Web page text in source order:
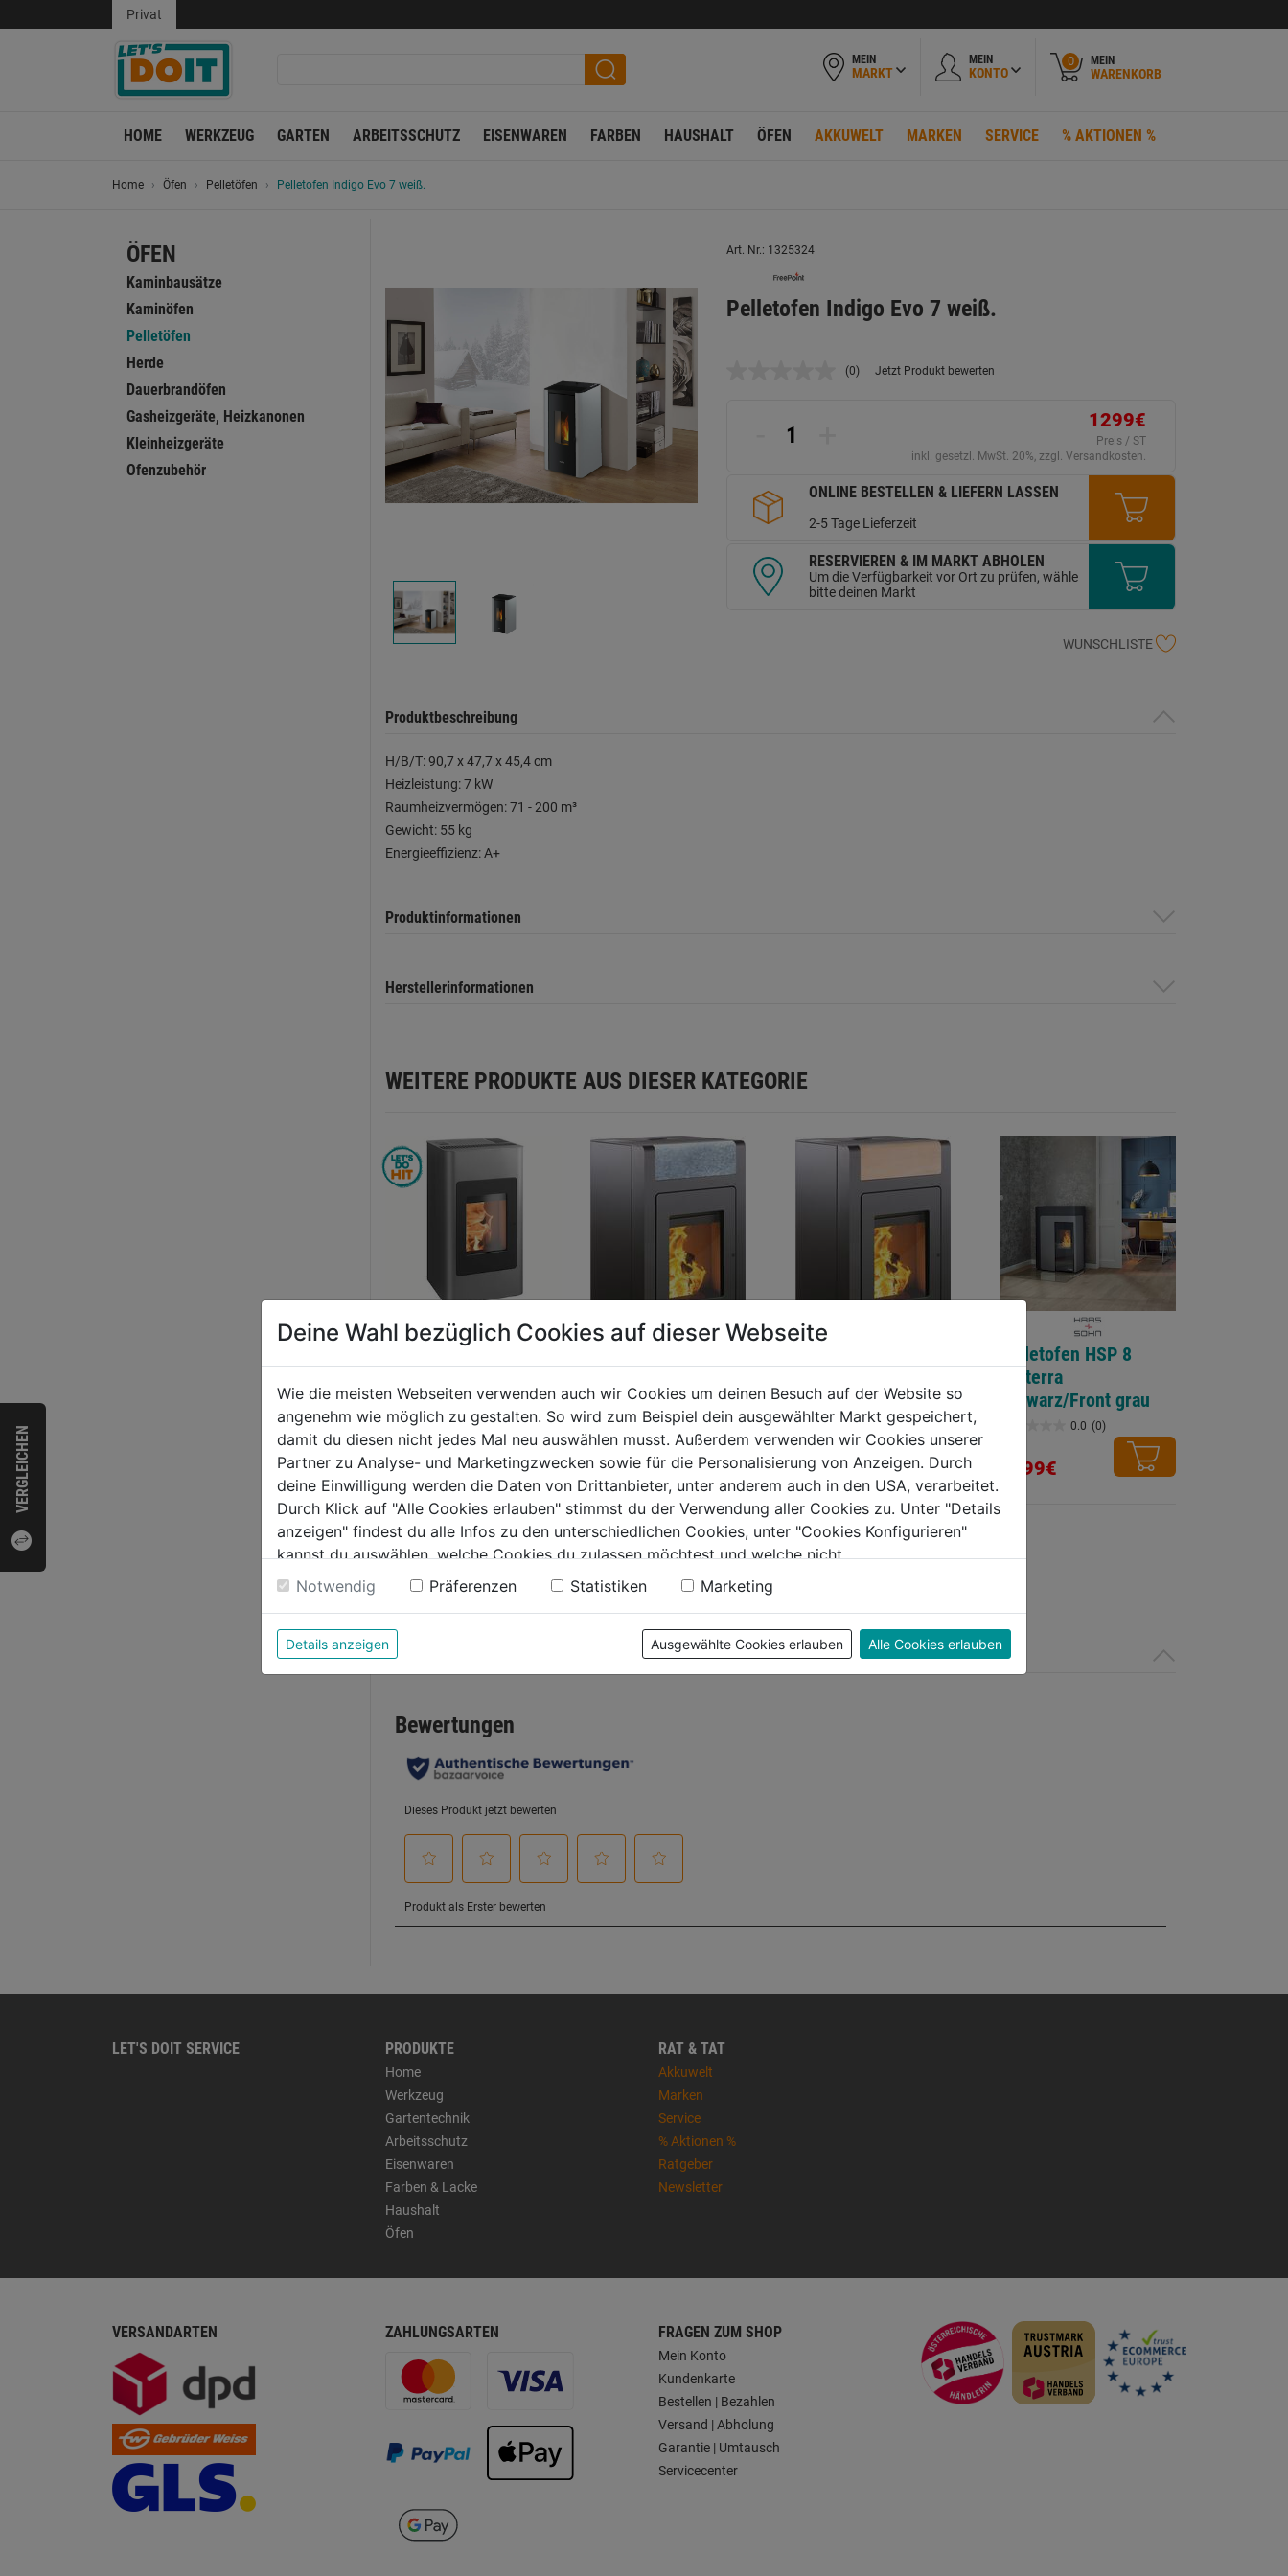
VERGLEICHEN
Privat
MEIN
MARKT
MEIN
KONTO
0 MEIN
WARENKORB
HOME WERKZEUG GARTEN ARBEITSSCHUTZ EISENWAREN FARBEN HAUSHALT ÖFEN AKKUWELT MARKEN SERVICE % AKTIONEN %
Home Öfen Pelletöfen Pelletofen Indigo Evo 7 weiß.
ÖFEN
Kaminbausätze
Kaminöfen
Pelletöfen
Herde
Dauerbrandöfen
Gasheizgeräte, Heizkanonen
Kleinheizgeräte
Ofenzubehör
Art. Nr.: 1325324
Pelletofen Indigo Evo 7 weiß.
Kein
(0) Jetzt Produkt bewerten
1299€
Preis / ST
inkl. gesetzl. MwSt. 20%, zzgl. Versandkosten.
ONLINE BESTELLEN & LIEFERN LASSEN
2-5 Tage Lieferzeit
RESERVIEREN & IM MARKT ABHOLEN
Um die Verfügbarkeit vor Ort zu prüfen, wähle
bitte deinen Markt
WUNSCHLISTE
Produktbeschreibung
H/B/T: 90,7 x 47,7 x 45,4 cm
Heizleistung: 7 kW
Raumheizvermögen: 71 - 200 m³
Gewicht: 55 kg
Energieeffizienz: A+
Produktinformationen
Herstellerinformationen
WEITERE PRODUKTE AUS DIESER KATEGORIE
Pelletofen HSP 2
Modul
0.0 (0)
0.0
von
5
Sternen.
2599€
Pelletofen HSP
2.stone perl- schwarz
Speckstein inkl.
WLAN
0.0
von
5
Sternen.
2999€
Pelletofen HSP
2.stone perl- schwarz
Woodstone inkl.
WLAN
0.0
von
5
2999€
Pelletofen HSP 8
Volterra
schwarz/Front grau
0.0 (0)
3999€
Bewertung
LET'S DOIT SERVICE PRODUKTE
Home
Werkzeug
Gartentechnik
Arbeitsschutz
Eisenwaren
Farben & Lacke
Haushalt
Öfen
RAT & TAT
Akkuwelt
Marken
Service
% Aktionen %
Ratgeber
Newsletter
VERSANDARTEN ZAHLUNGSARTEN FRAGEN ZUM SHOP
Mein Konto
Kundenkarte
Bestellen | Bezahlen
Versand | Abholung
Garantie | Umtausch
Servicecenter
Deine Wahl bezüglich Cookies auf dieser Webseite
Wie die meisten Webseiten verwenden auch wir Cookies um deinen Besuch auf der Website so
angenehm wie möglich zu gestalten. So wird zum Beispiel dein ausgewählter Markt gespeichert,
damit du diesen nicht jedes Mal neu auswählen musst. Außerdem verwenden wir Cookies unserer
Partner zu Analyse- und Marketingzwecken sowie für die Personalisierung von Anzeigen. Durch
deine Einwilligung werden die Daten von Drittanbieter, unter anderem auch in den USA, verarbeitet.
Durch Klick auf "Alle Cookies erlauben" stimmst du der Verwendung aller Cookies zu. Unter "Details
anzeigen" findest du alle Infos zu den unterschiedlichen Cookies, unter "Cookies Konfigurieren"
kannst du auswählen, welche Cookies du zulassen möchtest und welche nicht.
Weitere Informationen findest du in unserer Datenschutzerklärung
Notwendig Präferenzen Statistiken Marketing
Details anzeigen Ausgewählte Cookies erlauben Alle Cookies erlauben